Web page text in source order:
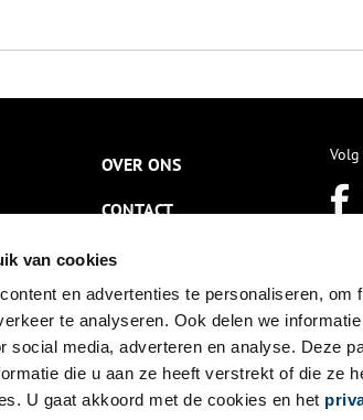
van cookies
en advertenties te personaliseren, om
te analyseren. Ook delen we
social media, adverteren en analyse. Deze
die u aan ze heeft verstrekt of die ze
U gaat akkoord met de cookies en het
OVER ONS
CONTACT
NIEUWSBRIEF
DISCLAIMER
PRIVACY
TOEGANKELIJKHEID